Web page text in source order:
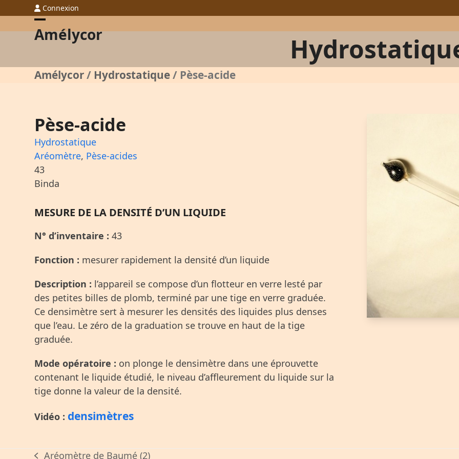
to
content
Connexion
Amélycor
Open
menu
Close
menu
Amélycor/ Hydrostatique/ Pèse-acide
Pèse-acide
Hydrostatique
Aréomètre, Pèse-acides
43
Binda
MESURE DE LA DENSITÉ D’UN LIQUIDE
N° d’inventaire :43
Fonction : mesurer rapidement la densité d’un liquide
Description : l’appareil se compose d’un flotteur en verre lesté par
des petites billes de plomb, terminé par une tige en verre graduée.
Ce densimètre sert à mesurer les densités des liquides plus denses
que l’eau. Le zéro de la graduation se trouve en haut de la tige
graduée.
Mode opératoire : on plonge le densimètre dans une éprouvette
contenant le liquide étudié, le niveau d’affleurement du liquide sur la
tige donne la valeur de la densité.
Vidéo : densimètres
Aréomètre de Baumé (2)